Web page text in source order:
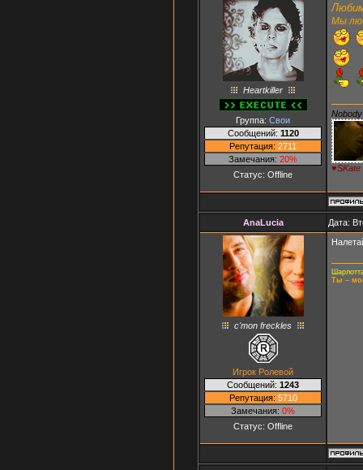
Heartkiller
Группа: Свои
Сообщений: 1120
Репутация: 2711
Замечания: 20%
Статус: Offline
Мы
♥SKate
AnaLucia Дата:
c'mon freckles
Игрок Ролевой
Сообщений: 1243
Репутация: 5710
Замечания: 0%
Статус: Offline
Ты –